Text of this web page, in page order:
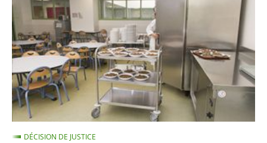
de
substitution
dans
les
cantines
scolaires,
qui
ne
DÉCISION DE JUSTICE